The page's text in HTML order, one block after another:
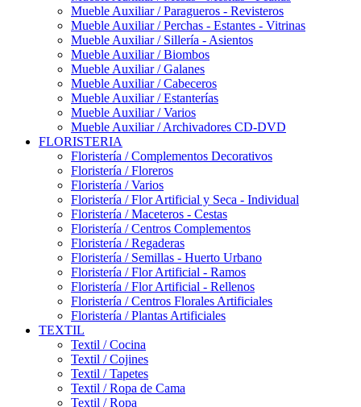
Mueble Auxiliar / Paragueros - Revisteros
Mueble Auxiliar / Perchas - Estantes - Vitrinas
Mueble Auxiliar / Sillería - Asientos
Mueble Auxiliar / Biombos
Mueble Auxiliar / Galanes
Mueble Auxiliar / Cabeceros
Mueble Auxiliar / Estanterías
Mueble Auxiliar / Varios
Mueble Auxiliar / Archivadores CD-DVD
FLORISTERIA
Floristería / Complementos Decorativos
Floristería / Floreros
Floristería / Varios
Floristería / Flor Artificial y Seca - Individual
Floristería / Maceteros - Cestas
Floristería / Centros Complementos
Floristería / Regaderas
Floristería / Semillas - Huerto Urbano
Floristería / Flor Artificial - Ramos
Floristería / Flor Artificial - Rellenos
Floristería / Centros Florales Artificiales
Floristería / Plantas Artificiales
TEXTIL
Textil / Cocina
Textil / Cojines
Textil / Tapetes
Textil / Ropa de Cama
Textil / Ropa